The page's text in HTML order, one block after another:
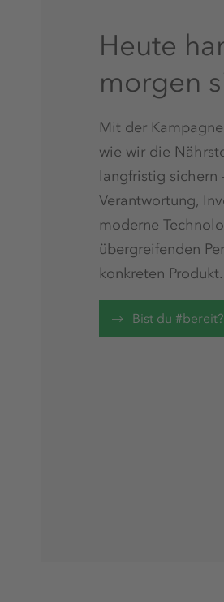
Heute
morgen
Mit der
wie wir die
langfristig sichern
Verantwortung,
moderne
übergreifenden
konkreten Produkt.
Bist du #bereit?